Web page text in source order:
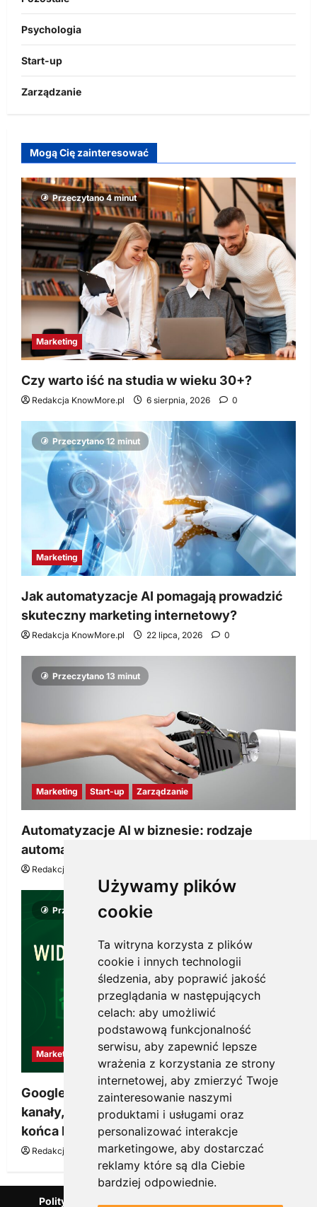
Używamy plików
cookie
Ta witryna korzysta z plików
cookie i innych technologii
śledzenia, aby poprawić jakość
przeglądania w następujących
celach: aby umożliwić
podstawową funkcjonalność
serwisu, aby zapewnić lepsze
wrażenia z korzystania ze strony
internetowej, aby zmierzyć Twoje
zainteresowanie naszymi
produktami i usługami oraz
personalizować interakcje
marketingowe, aby dostarczać
reklamy które są dla Ciebie
bardziej odpowiednie.
Psychologia
Start-up
Zarządzanie
Mogą Cię zainteresować
Przeczytano 4 minut
Marketing
Czy warto iść na studia w wieku 30+?
Redakcja KnowMore.pl 6 sierpnia, 2026 0
Przeczytano 12 minut
Marketing
Jak automatyzacje AI pomagają prowadzić
skuteczny marketing internetowy?
Redakcja KnowMore.pl 22 lipca, 2026 0
Przeczytano 13 minut
Marketing Start-up Zarządzanie
Automatyzacje AI w biznesie: rodzaje
automatyzacji i korzyści dla Twojej firmy
Redakcja KnowMore.pl
Przeczytano 8 minut
Marketing
Google Ads, SEO i analityka – jak połączyć
kanały, żeby reklama pracowała dłużej niż do
końca budżetu
Redakcja KnowMore.pl 20 marca, 2026 0
Polityka Prywatności